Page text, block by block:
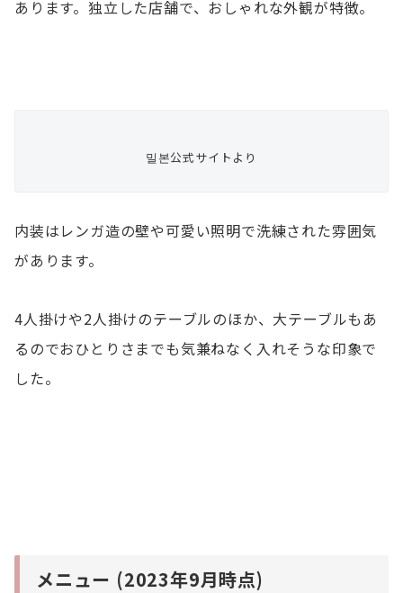
あります。独立した店舗で、おしゃれな外観が特徴。
밀본公式サイトより
内装はレンガ造の壁や可愛い照明で洗練された雰囲気
があります。
4人掛けや2人掛けのテーブルのほか、大テーブルもあ
るのでおひとりさまでも気兼ねなく入れそうな印象で
した。
メニュー (2023年9月時点)